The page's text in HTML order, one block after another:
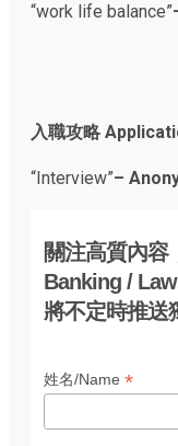
“work life balance”
入職攻略
“Interview”–
關注高質內容
Banking /
將不定時推送
姓名/Name *